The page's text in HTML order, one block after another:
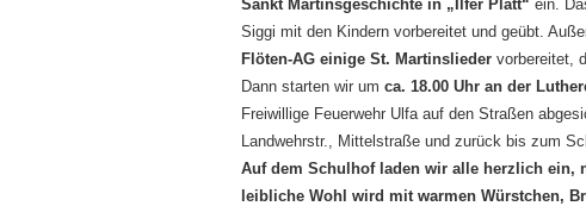
Sankt Martinsgeschichte in „Ilfer Platt“ ein.
Siggi mit den Kindern vorbereitet und geübt.
Flöten-AG einige St. Martinslieder vorbereitet,
Dann starten wir um ca. 18.00 Uhr an der
Freiwillige Feuerwehr Ulfa auf den Straßen
Landwehrstr., Mittelstraße und zurück bis zum
Auf dem Schulhof laden wir alle herzlich ein,
leibliche Wohl wird mit warmen Würstchen,